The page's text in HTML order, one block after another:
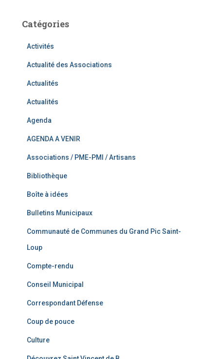
Catégories
Activités
Actualité des Associations
Actualités
Actualités
Agenda
AGENDA A VENIR
Associations / PME-PMI / Artisans
Bibliothèque
Boîte à idées
Bulletins Municipaux
Communauté de Communes du Grand Pic Saint-
Loup
Compte-rendu
Conseil Municipal
Correspondant Défense
Coup de pouce
Culture